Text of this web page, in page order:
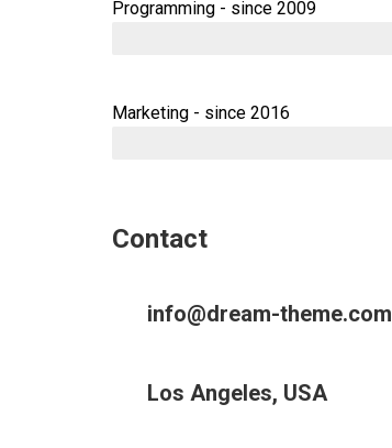
Programming - since 2009
Marketing - since 2016
Contact
info@dream-theme.com
Los Angeles, USA